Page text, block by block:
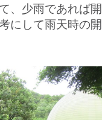
、少雨であれば
にして雨天時の